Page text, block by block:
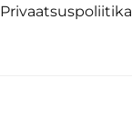
Privaatsuspoliitika